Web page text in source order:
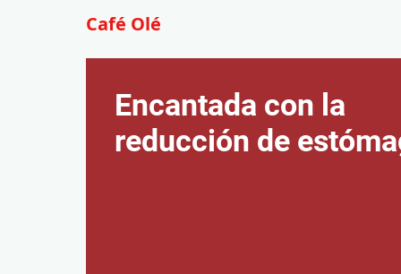
Café Olé
Encantada con la
reducción de